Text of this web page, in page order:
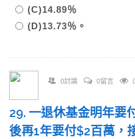
(C)14.89％
(D)13.73％。
0討論 0留言
29. 一退休基金明年要
後再1年要付$2百萬，